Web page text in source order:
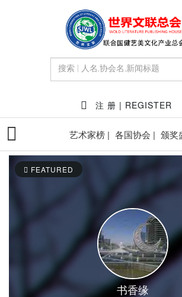
注 册 | REGISTER
艺术家榜 | 各国协会 | 颁奖
FEATURED
书香缘